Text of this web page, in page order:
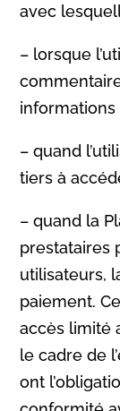
avec
– lorsque
informations
– quand
tiers à
– quand la
prestataires
utilisateurs,
paiement.
accès limité
le cadre de
ont